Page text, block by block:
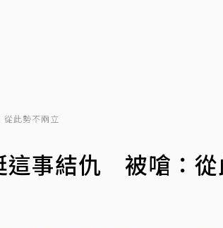
此勢不兩立
這事結仇 被嗆：從